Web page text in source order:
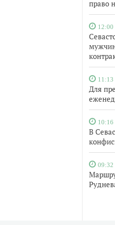
право
12:00
11:13
Для
10:16
В
09:32